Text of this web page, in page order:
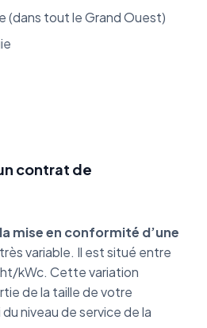
(dans tout le Grand Ouest)
contrat de
mise en conformité d’une
variable. Il est situé entre
kWc. Cette variation
de la taille de votre
niveau de service de la